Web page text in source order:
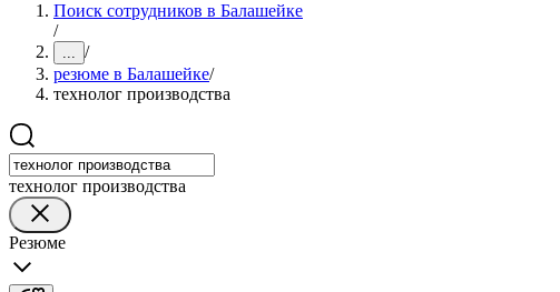
Поиск сотрудников в Балашейке
/
... /
резюме в Балашейке/
технолог производства
технолог производства
Резюме